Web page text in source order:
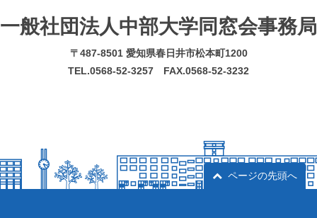
一般社団法人中部大学同窓会事務局
〒487-8501 愛知県春日井市松本町1200
TEL.0568-52-3257 FAX.0568-52-3232
ページの先頭へ